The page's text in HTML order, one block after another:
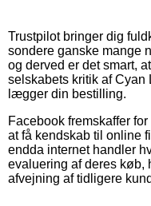
Trustpilot bringer dig
sondere ganske mange
og derved er det smart,
selskabets kritik af Cyan
lægger din bestilling.
Facebook fremskaffer
at få kendskab til online
endda internet handler
evaluering af deres køb,
afvejning af tidligere